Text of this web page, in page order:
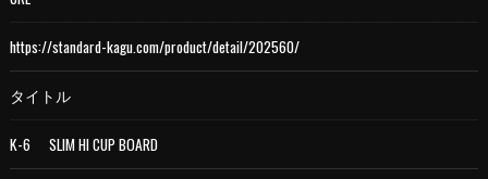
＜個人情報の委託について＞
当社では、利用目的の達成に必要な範囲において、個人情報を
これらの委託先に対しては個人情報保護契約等の措置をとり、
適切な監督を行います。
＜個人情報の安全管理＞
https://standard-kagu.com/product/detail/202560/
タイトル
K-6 SLIM HI CUP BOARD